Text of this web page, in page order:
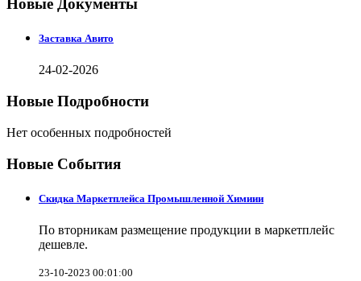
Новые Документы
Заставка Авито
24-02-2026
Новые Подробности
Нет особенных подробностей
Новые События
Скидка Маркетплейса Промышленной Химиии
По вторникам размещение продукции в маркетплейс
дешевле.
23-10-2023 00:01:00